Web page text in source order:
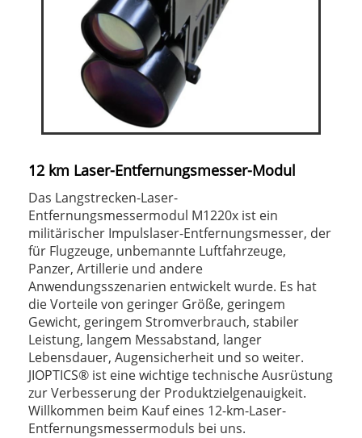
12 km Laser-Entfernungsmesser-Modul
Das Langstrecken-Laser-
Entfernungsmessermodul M1220x ist ein
militärischer Impulslaser-Entfernungsmesser, der
für Flugzeuge, unbemannte Luftfahrzeuge,
Panzer, Artillerie und andere
Anwendungsszenarien entwickelt wurde. Es hat
die Vorteile von geringer Größe, geringem
Gewicht, geringem Stromverbrauch, stabiler
Leistung, langem Messabstand, langer
Lebensdauer, Augensicherheit und so weiter.
JIOPTICS® ist eine wichtige technische Ausrüstung
zur Verbesserung der Produktzielgenauigkeit.
Willkommen beim Kauf eines 12-km-Laser-
Entfernungsmessermoduls bei uns.